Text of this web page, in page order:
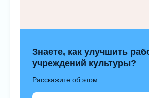
Знаете, как улучшить
учреждений культуры?
Расскажите об этом